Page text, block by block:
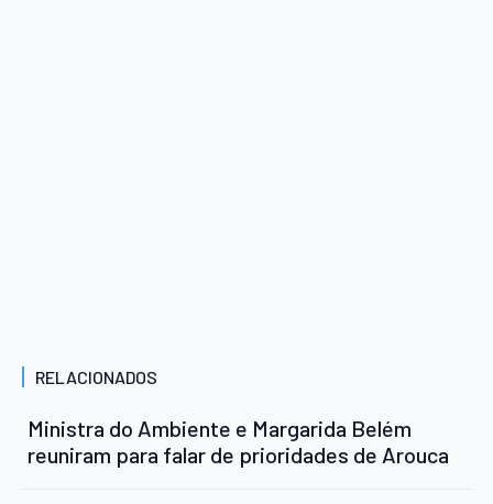
RELACIONADOS
Ministra do Ambiente e Margarida Belém
reuniram para falar de prioridades de Arouca